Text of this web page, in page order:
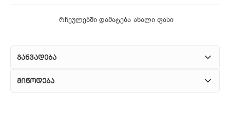
რჩეულებში დამატება ახალი ფასი
განვადება
მიწოდება